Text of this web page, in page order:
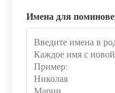
Имена для